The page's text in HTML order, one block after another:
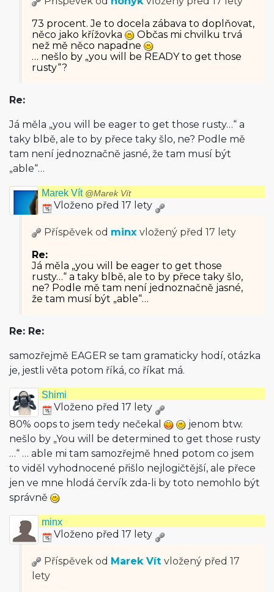
73 procent. Je to docela zábava to doplňovat,
něco jako křížovka
Občas mi chvilku trvá
než mě něco napadne
… nešlo by „you will be READY to get those
rusty“?
Re:
Já měla „you will be eager to get those rusty…“ a
taky blbě, ale to by přece taky šlo, ne? Podle mě
tam není jednoznačně jasné, že tam musí být
„able“…
Marek Vít @Marek Vít
Vloženo před 17 lety
Příspěvek od minx vložený před 17 lety
Re:
Já měla „you will be eager to get those
rusty…“ a taky blbě, ale to by přece taky šlo,
ne? Podle mě tam není jednoznačně jasné,
že tam musí být „able“…
Re: Re:
samozřejmě EAGER se tam gramaticky hodí, otázka
je, jestli věta potom říká, co říkat má.
Shimi
Vloženo před 17 lety
80% oops to jsem tedy nečekal
jenom btw.
nešlo by „You will be determined to get those rusty
…“ … able mi tam samozřejmě hned potom co jsem
to viděl vyhodnocené přišlo nejlogičtější, ale přece
jen ve mne hlodá červík zda-li by toto nemohlo být
správně
minx
Vloženo před 17 lety
Příspěvek od Marek Vít vložený před 17
lety